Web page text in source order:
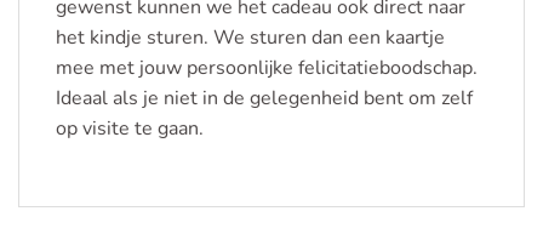
gewenst kunnen we het cadeau ook direct naar
het kindje sturen. We sturen dan een kaartje
mee met jouw persoonlijke felicitatieboodschap.
Ideaal als je niet in de gelegenheid bent om zelf
op visite te gaan.